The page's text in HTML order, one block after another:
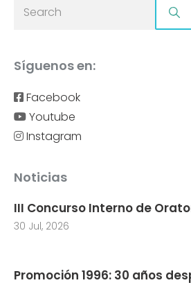
Síguenos en:
Facebook
Youtube
Instagram
Noticias
III Concurso Interno de
30 Jul, 2026
Promoción 1996: 30 años